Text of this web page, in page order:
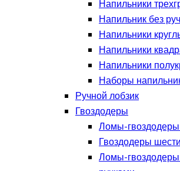
Напильники
Напильник без
Напильники
Напильники
Напильники
Наборы
Ручной лобзик
Гвоздодеры
Ломы-
Гвоздодеры
Ломы-